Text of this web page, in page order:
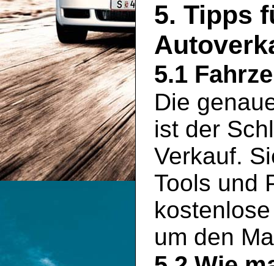
5. Tipps
5.1
Die
ist der
Verkauf.
Tools und
um den